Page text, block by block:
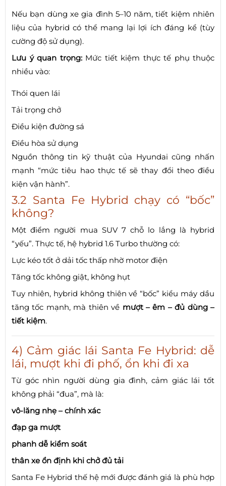
Nếu bạn dùng xe gia đình 5–10 năm, tiết kiệm nhiên
liệu của hybrid có thể mang lại lợi ích đáng kể (tùy
cường độ sử dụng).
Lưu ý quan trọng:Mức tiết kiệm thực tế phụ thuộc
nhiều vào:
Thói quen lái
Tải trọng chở
Điều kiện đường sá
Điều hòa sử dụng
Nguồn thông tin kỹ thuật của Hyundai cũng nhấn
mạnh “mức tiêu hao thực tế sẽ thay đổi theo điều
kiện vận hành”.
3.2 Santa Fe Hybrid chạy có “bốc”
không?
Một điểm người mua SUV 7 chỗ lo lắng là hybrid
“yếu”. Thực tế, hệ hybrid 1.6 Turbo thường có:
Lực kéo tốt ở dải tốc thấp nhờ motor điện
Tăng tốc không giật, không hụt
Tuy nhiên, hybrid không thiên về “bốc” kiểu máy dầu
tăng tốc mạnh, mà thiên về mượt – êm – đủ dùng –
tiết kiệm.
4) Cảm giác lái Santa Fe Hybrid: dễ
lái, mượt khi đi phố, ổn khi đi xa
Từ góc nhìn người dùng gia đình, cảm giác lái tốt
không phải “đua”, mà là:
vô-lăng nhẹ – chính xác
đạp ga mượt
phanh dễ kiểm soát
thân xe ổn định khi chở đủ tải
Santa Fe Hybrid thế hệ mới được đánh giá là phù hợp